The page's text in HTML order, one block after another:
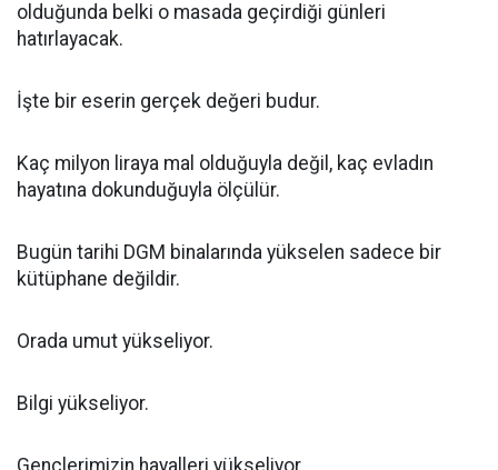
olduğunda belki o masada geçirdiği günleri
hatırlayacak.
İşte bir eserin gerçek değeri budur.
Kaç milyon liraya mal olduğuyla değil, kaç evladın
hayatına dokunduğuyla ölçülür.
Bugün tarihi DGM binalarında yükselen sadece bir
kütüphane değildir.
Orada umut yükseliyor.
Bilgi yükseliyor.